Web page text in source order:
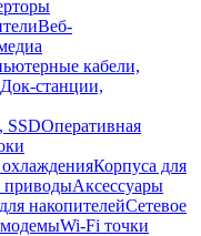
Веб-
кабели,
Док-станции,
SSDОперативная
Корпуса для
приводыАксессуары
накопителейСетевое
Wi-Fi точки